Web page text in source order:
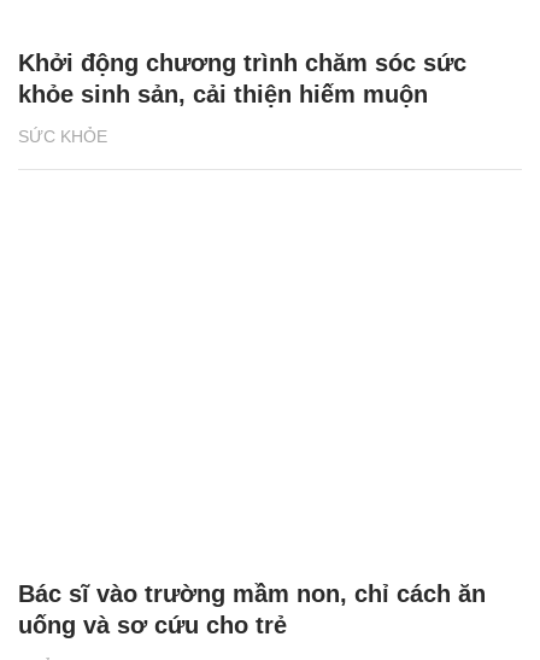
SỨC KHỎE
Khởi động chương trình chăm sóc sức
khỏe sinh sản, cải thiện hiếm muộn
Bác sĩ vào trường mầm non, chỉ cách ăn
uống và sơ cứu cho trẻ